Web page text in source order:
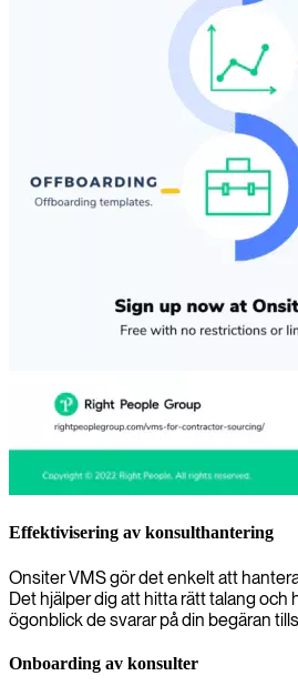
Effektivisering av konsulthantering
Onsiter VMS gör det enkelt att
Det hjälper dig att hitta rätt talang och
ögonblick de svarar på din begäran
Onboarding av konsulter